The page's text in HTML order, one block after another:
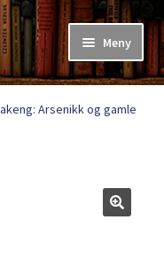
Meny
Arsenikk og gamle